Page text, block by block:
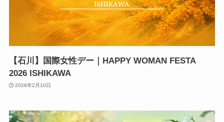
【石川】国際女性デー｜HAPPY WOMAN FESTA
2026 ISHIKAWA
2026年2月10日